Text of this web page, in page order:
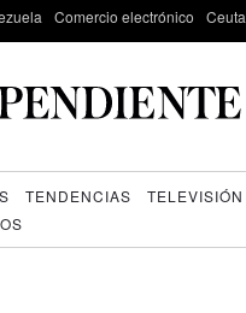
Comercio electrónico Ceuta
TENDENCIAS TELEVISIÓN